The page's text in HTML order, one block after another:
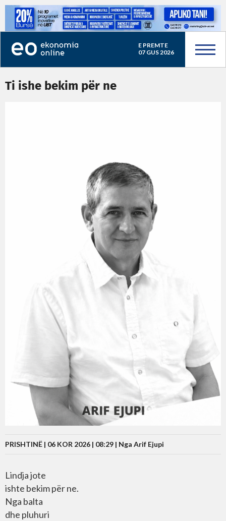
E PREMTE
07 GUS 2026
Ti ishe bekim për ne
PRISHTINË | 06 KOR 2026 | 08:29 | Nga Arif Ejupi
Lindja jote
ishte bekim për ne.
Nga balta
dhe pluhuri